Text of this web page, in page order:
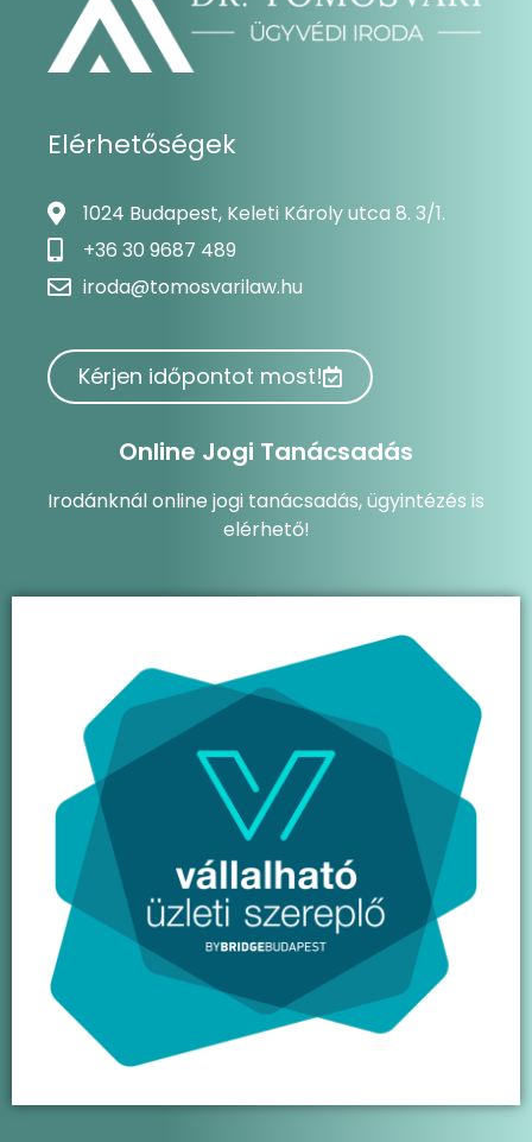
Elérhetőségek
1024 Budapest, Keleti Károly utca 8. 3/1.
+36 30 9687 489
iroda@tomosvarilaw.hu
Kérjen időpontot most!
Online Jogi Tanácsadás
Irodánknál online jogi tanácsadás, ügyintézés is
elérhető!